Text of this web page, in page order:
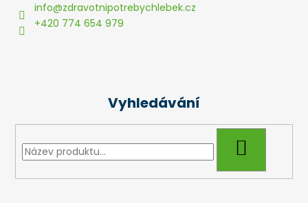
info@zdravotnipotrebychlebek.cz
+420 774 654 979
Vyhledávání